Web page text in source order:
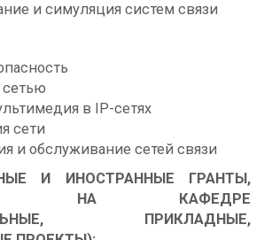
и симуляция систем связи
в IP-сетях
сети
и обслуживание сетей связи
И ИНОСТРАННЫЕ ГРАНТЫ,
НА КАФЕДРЕ
ПРИКЛАДНЫЕ,